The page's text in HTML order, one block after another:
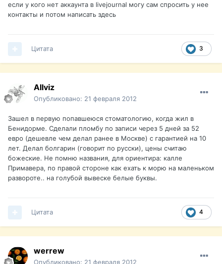
если у кого нет аккаунта в livejournal могу сам спросить у нее
контакты и потом написать здесь
3
Цитата
Allviz
Опубликовано: 21 февраля 2012
Зашел в первую попавшеюся стоматологию, когда жил в
Бенидорме. Сделали пломбу по записи через 5 дней за 52
евро (дешевле чем делал ранее в Москве) с гарантией на 10
лет. Делал болгарин (говорит по русски), цены считаю
божеские. Не помню названия, для ориентира: калле
Примавера, по правой стороне как ехать к морю на маленьком
развороте.. на голубой вывеске белые буквы.
4
Цитата
werrew
Опубликовано: 21 февраля 2012